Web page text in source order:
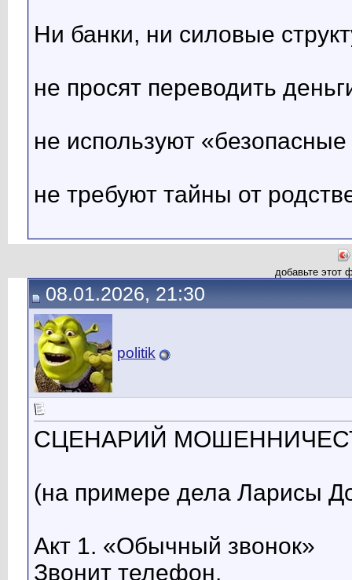
Ни банки, ни силовые
не просят переводить
не используют «безопасные
не требуют тайны от
добавьте этот
08.01.2026, 21:30
politik
СЦЕНАРИЙ
(на примере дела Ларисы
Акт 1. «Обычный звонок»
Звонит телефон.